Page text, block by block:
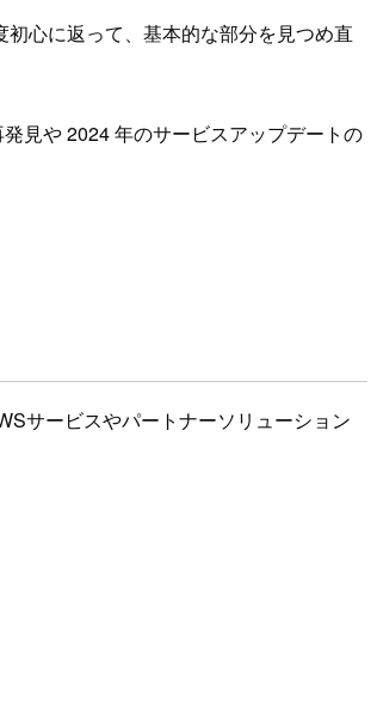
心に返って、基本的な部分を見つめ直
見や 2024 年のサービスアップデートの
サービスやパートナーソリューション